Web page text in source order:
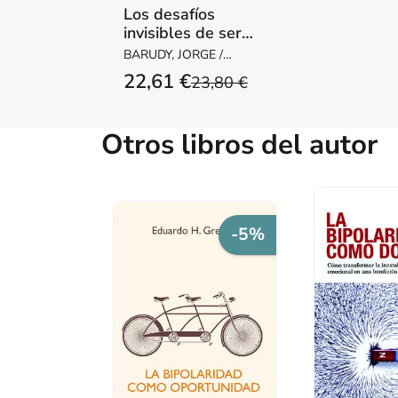
Los desafíos
invisibles de ser
madre o padre
BARUDY, JORGE /
DANTAGNAN,
MARYORIE 23,80 €
22,61 €
Otros libros del autor
-5%